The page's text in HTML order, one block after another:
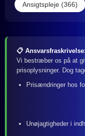
Ansigtspleje (366)
📋 Ansvarsfraskrivelse:
Vi bestræber os på at
prisoplysninger. Dog
Prisændringer hos
Unøjagtigheder i